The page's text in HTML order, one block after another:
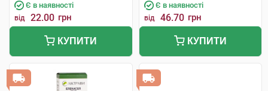
Є в наявності
від 22.00 грн
КУПИТИ
Є в наявності
від 46.70 грн
КУПИТИ